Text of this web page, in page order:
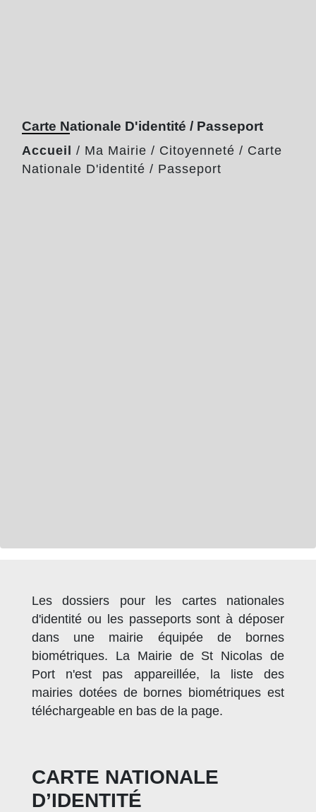
Carte Nationale D'identité / Passeport
Accueil / Ma Mairie / Citoyenneté / Carte
Nationale D'identité / Passeport
Les dossiers pour les cartes nationales
d'identité ou les passeports sont à déposer
dans une mairie équipée de bornes
biométriques. La Mairie de St Nicolas de
Port n'est pas appareillée, la liste des
mairies dotées de bornes biométriques est
téléchargeable en bas de la page.
CARTE NATIONALE
D’IDENTITÉ